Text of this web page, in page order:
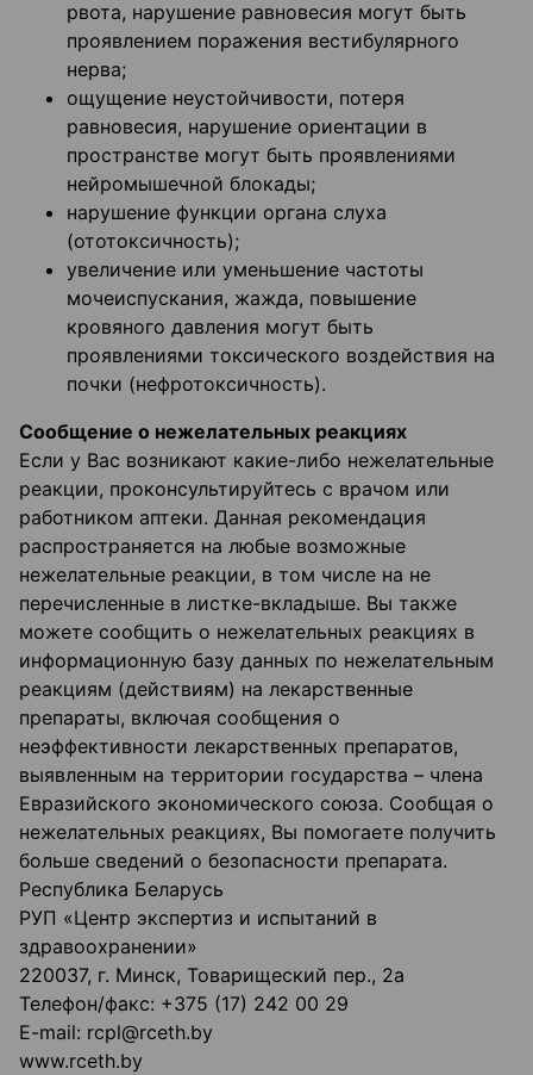
рвота, нарушение равновесия могут быть
проявлением поражения вестибулярного
нерва;
ощущение неустойчивости, потеря
равновесия, нарушение ориентации в
пространстве могут быть проявлениями
нейромышечной блокады;
нарушение функции органа слуха
(ототоксичность);
увеличение или уменьшение частоты
мочеиспускания, жажда, повышение
кровяного давления могут быть
проявлениями токсического воздействия на
почки (нефротоксичность).
Сообщение о нежелательных реакциях
Если у Вас возникают какие-либо нежелательные
реакции, проконсультируйтесь с врачом или
работником аптеки. Данная рекомендация
распространяется на любые возможные
нежелательные реакции, в том числе на не
перечисленные в листке-вкладыше. Вы также
можете сообщить о нежелательных реакциях в
информационную базу данных по нежелательным
реакциям (действиям) на лекарственные
препараты, включая сообщения о
неэффективности лекарственных препаратов,
выявленным на территории государства – члена
Евразийского экономического союза. Сообщая о
нежелательных реакциях, Вы помогаете получить
больше сведений о безопасности препарата.
Республика Беларусь
РУП «Центр экспертиз и испытаний в
здравоохранении»
220037, г. Минск, Товарищеский пер., 2а
Телефон/факс: +375 (17) 242 00 29
E-mail: rcpl@rceth.by
www.rceth.by